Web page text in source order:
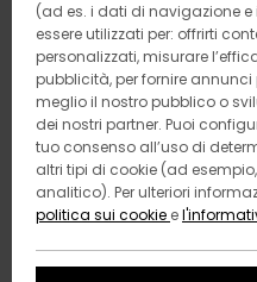
(ad es. i dati di navigazione e
essere utilizzati per: offrirti
personalizzati, misurare
pubblicità, per fornire
meglio il nostro pubblico o
dei nostri partner. Puoi
tuo consenso all’uso di
altri tipi di cookie (ad
analitico). Per ulteriori
politica sui cookie e